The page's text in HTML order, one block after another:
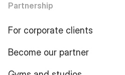
Partnership
For corporate clients
Become our partner